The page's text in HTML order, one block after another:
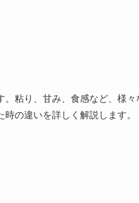
粘り、甘み、食感など、様々
の違いを詳しく解説します。